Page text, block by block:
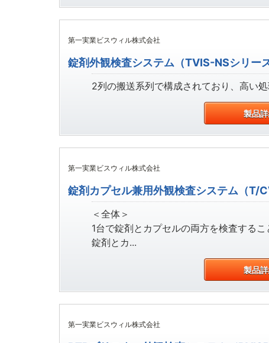
第一実業ビスウィル株式会社
錠剤外観検査システム（TVIS-NSシリー
2列の搬送系列で構成されており、高い
製品
第一実業ビスウィル株式会社
錠剤カプセル兼用外観検査システム（T/
＜全体＞
1台で錠剤とカプセルの両方を検査するこ
錠剤とカ...
製品
第一実業ビスウィル株式会社